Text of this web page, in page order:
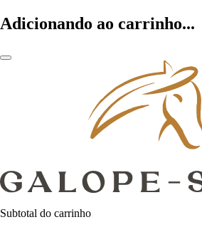
Adicionando ao carrinho...
Subtotal do carrinho